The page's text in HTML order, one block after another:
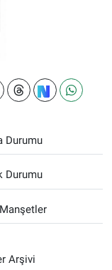
Durumu
Durumu
Arşivi